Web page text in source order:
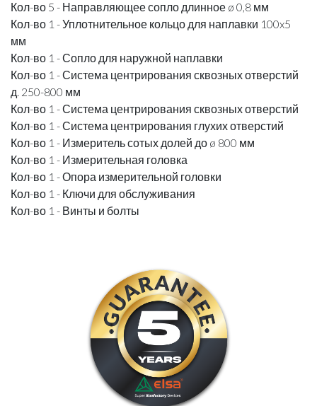
Кол-во 5 - Направляющее сопло длинное ø 0,8 мм
Кол-во 1 - Уплотнительное кольцо для наплавки 100x5
мм
Кол-во 1 - Сопло для наружной наплавки
Кол-во 1 - Система центрирования сквозных отверстий
д. 250-800 мм
Кол-во 1 - Система центрирования сквозных отверстий
Кол-во 1 - Система центрирования глухих отверстий
Кол-во 1 - Измеритель сотых долей до ø 800 мм
Кол-во 1 - Измерительная головка
Кол-во 1 - Опора измерительной головки
Кол-во 1 - Ключи для обслуживания
Кол-во 1 - Винты и болты